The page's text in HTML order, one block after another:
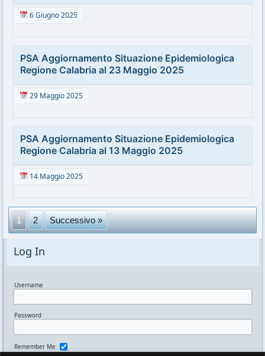
6 Giugno 2025
PSA Aggiornamento Situazione Epidemiologica
Regione Calabria al 23 Maggio 2025
29 Maggio 2025
PSA Aggiornamento Situazione Epidemiologica
Regione Calabria al 13 Maggio 2025
14 Maggio 2025
1 2 Successivo »
Log In
Username
Password
Remember Me